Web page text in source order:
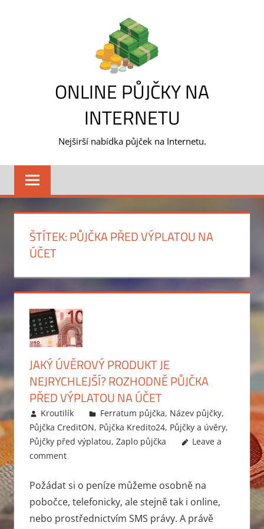
ONLINE PŮJČKY NA
INTERNETU
Nejširší nabídka půjček na Internetu.
ŠTÍTEK:PŮJČKA PŘED VÝPLATOU NA
ÚČET
JAKÝ ÚVĚROVÝ PRODUKT JE
NEJRYCHLEJŠÍ? ROZHODNĚ PŮJČKA
PŘED VÝPLATOU NA ÚČET
23.2.2015
Kroutilík Ferratum půjčka, Název půjčky,
Půjčka CreditON, Půjčka Kredito24, Půjčky a úvěry,
Půjčky před výplatou, Zaplo půjčka
Leave a
comment
Požádat si o peníze můžeme osobně na
pobočce, telefonicky, ale stejně tak i online,
nebo prostřednictvím SMS právy. A právě